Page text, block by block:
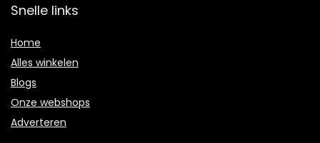
Snelle links
Home
Alles winkelen
Blogs
Onze webshops
Adverteren